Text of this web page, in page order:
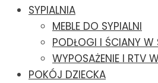
SYPIALNIA
MEBLE DO SYPIALNI
PODŁOGI I ŚCIANY W
WYPOSAŻENIE I RTV
POKÓJ DZIECKA